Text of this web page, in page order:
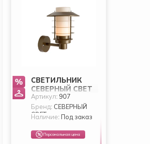
СВЕТИЛЬНИК
СЕВЕРНЫЙ СВЕТ
САД 2
НАСТЕННЫЙ 1-Р.
БРОНЗА
Артикул:907
Бренд: СЕВЕРНЫЙ
СВЕТ
Наличие: Под заказ
Персональная цена